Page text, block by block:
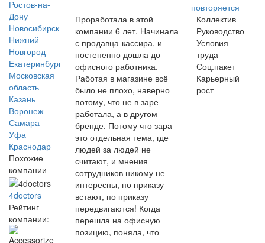
Ростов-на-
Дону
Новосибирск
Нижний
Новгород
Екатеринбург
Московская
область
Казань
Воронеж
Самара
Уфа
Краснодар
Похожие
компании
4doctors
Рейтинг
компании:
повторяется
Проработала в этой
компании 6 лет. Начинала
с продавца-кассира, и
постепенно дошла до
офисного работника.
Работая в магазине всё
было не плохо, наверно
потому, что не в заре
работала, а в другом
бренде. Потому что зара-
это отдельная тема, где
людей за людей не
считают, и мнения
сотрудников никому не
интересны, по приказу
встают, по приказу
передвигаются! Когда
перешла на офисную
позицию, поняла, что
Коллектив
Руководство
Условия
труда
Соц.пакет
Карьерный
рост